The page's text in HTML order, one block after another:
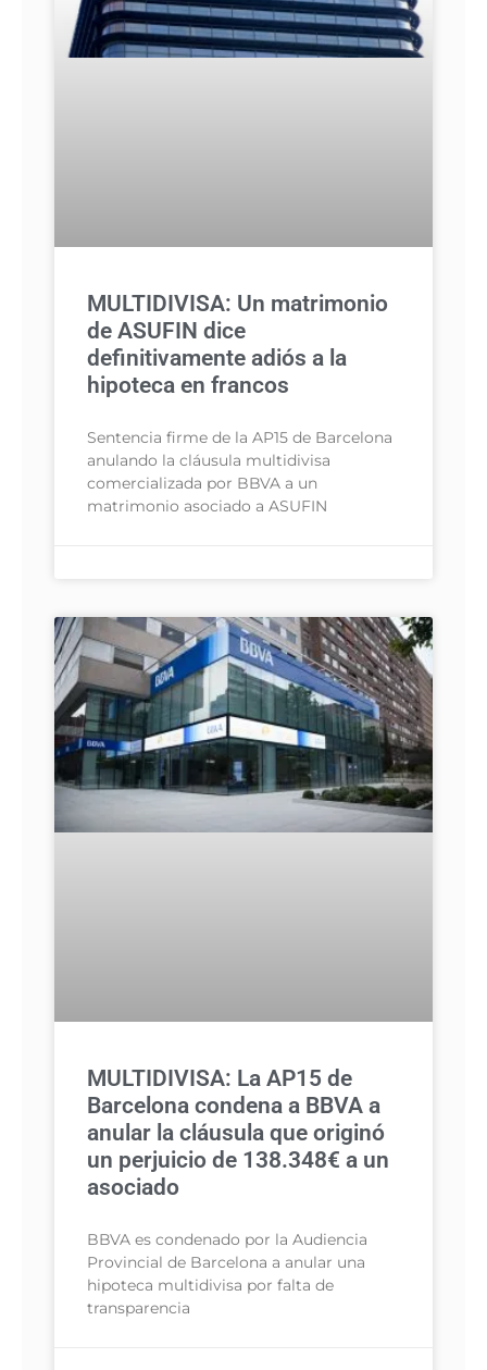
MULTIDIVISA: Un matrimonio
de ASUFIN dice
definitivamente adiós a la
hipoteca en francos
Sentencia firme de la AP15 de Barcelona
anulando la cláusula multidivisa
comercializada por BBVA a un
matrimonio asociado a ASUFIN
MULTIDIVISA: La AP15 de
Barcelona condena a BBVA a
anular la cláusula que originó
un perjuicio de 138.348€ a un
asociado
BBVA es condenado por la Audiencia
Provincial de Barcelona a anular una
hipoteca multidivisa por falta de
transparencia